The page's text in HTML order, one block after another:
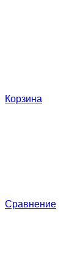
Корзина
Сравнение